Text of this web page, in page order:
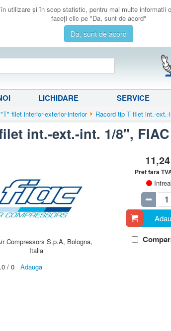
utilizare şi în scop statistic, pentru mai multe
faceţi clic pe "Da, sunt de acord"
Da, sunt de acord
LICHIDARE SERVICE
filet interior-exterior-interior Racord tip T filet int.-
int.-ext.-int. 1/8", FIAC
Compressors S.p.A, Bologna,
Italia
/ 0 Adauga
11,24
Pret fara